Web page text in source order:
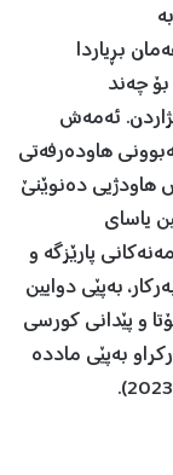
بڕیاردا
چەند
ئەمەش
هاودەرفەتی
ئەمەش هاودژیی دەنوێنێ‌
یاسای
پارێزگە و
ژمارە (12)ی ساڵی 2018ی بەركار، بەپێی دوایین
و پێدانی كورسی
(ماددە 15ی هەمواركراو بەپێی ماددە